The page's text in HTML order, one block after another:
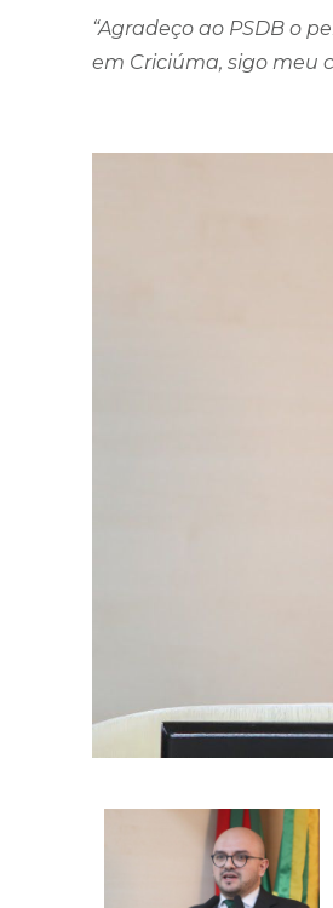
“Agradeço ao PSDB o
em Criciúma, sigo meu